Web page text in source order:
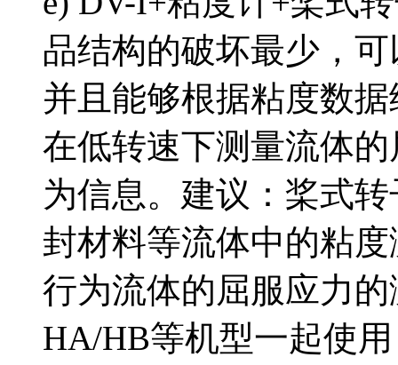
品结构的破坏最少，
并且能够根据粘度数
在低转速下测量流体
为信息。建议：桨式
封材料等流体中的粘
行为流体的屈服应力
HA/HB等机型一起使